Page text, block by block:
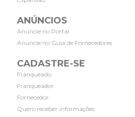
ANÚNCIOS
Anuncie no Portal
Anuncie no Guia de Fornecedores
CADASTRE-SE
Franqueado
Franqueador
Fornecedor
Quero receber informações